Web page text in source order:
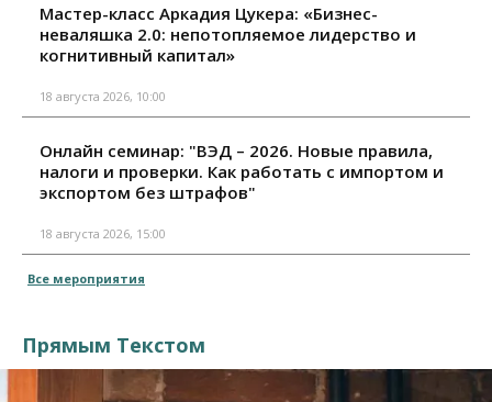
Мастер-класс Аркадия Цукера: «Бизнес-
неваляшка 2.0: непотопляемое лидерство и
когнитивный капитал»
18 августа 2026, 10:00
Онлайн семинар: "ВЭД – 2026. Новые правила,
налоги и проверки. Как работать с импортом и
экспортом без штрафов"
18 августа 2026, 15:00
Все мероприятия
Прямым Текстом